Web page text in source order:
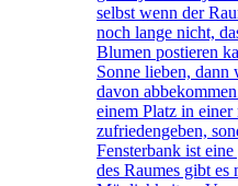
selbst wenn der
noch lange nicht,
Blumen postieren
Sonne lieben,
davon
einem Platz in
zufriedengeben,
Fensterbank ist
des Raumes gibt es